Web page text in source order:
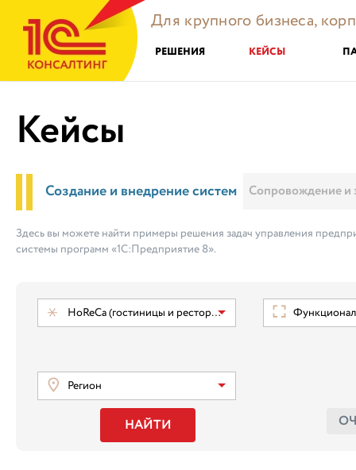
Для крупного бизнеса,
РЕШЕНИЯ КЕЙСЫ
Кейсы
Создание и внедрение систем Сопровождение и
Здесь вы можете найти примеры решения задач управления
системы программ «1С:Предприятие 8».
HoReCa (гостиницы и рестораны)
Регион
НАЙТИ